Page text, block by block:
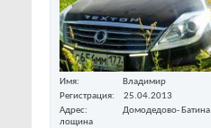
Имя
Владимир
Регистрация
25.04.2013
Адрес
Домодедово- Батина
лощина